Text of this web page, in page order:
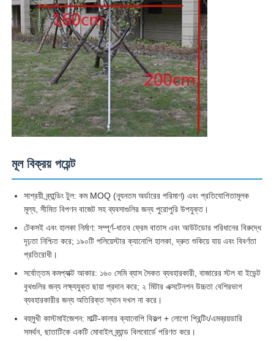
কারখানা ভ্রমণ
মান নিয়ন্ত্রণ
আমাদের সাথে যোগাযোগ করুন
খবর
সব ক্ষেত্রেই
উদ্ধৃতির জন্য আবেদন
গলফ ছাতা
হেঁটে বেড়ানো ছাতা
কমপ্যাক্ট ছাতা
মূল বিক্রয় পয়েন্ট
সাশ্রয়ী ব্র্যান্ডিং টুল: কম MOQ (ন্যূনতম অর্ডারের পরিমাণ) এবং প্রতিযোগিতামূলক
মূল্য, সীমিত বিপণন বাজেট সহ ব্যবসাগুলির জন্য পুরোপুরি উপযুক্ত।
টেকসই এবং হালকা নির্মাণ: সম্পূর্ণ-ধাতব ফ্রেম বাতাস এবং আউটডোর পরিধানের বিরুদ্ধে
দৃঢ়তা নিশ্চিত করে; ১৯০টি পলিয়েস্টার ক্যানোপি হালকা, দ্রুত শুকিয়ে যায় এবং বিবর্ণতা
প্রতিরোধী।
সর্বোত্তম কমপ্যাক্ট আকার: ১৬০ সেমি ব্যাস সৈকত ব্যবহারকারী, বাজারের স্টল বা ইভেন্ট
বুথগুলির জন্য লক্ষ্যযুক্ত ছায়া প্রদান করে; ২ মিটার এক্সটেনশন উচ্চতা বেশিরভাগ
ব্যবহারকারীর জন্য অতিরিক্ত স্থান দখল না করে।
বহুমুখী কাস্টমাইজেশন: মাল্টি-কালার ক্যানোপি বিকল্প + লোগো প্রিন্টিং/এমব্রয়ডারি
সমর্থন, ছাতাটিকে একটি মোবাইল ব্র্যান্ড বিলবোর্ডে পরিণত করে।